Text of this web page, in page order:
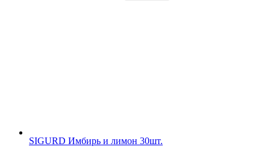
SIGURD Имбирь и лимон 30шт.